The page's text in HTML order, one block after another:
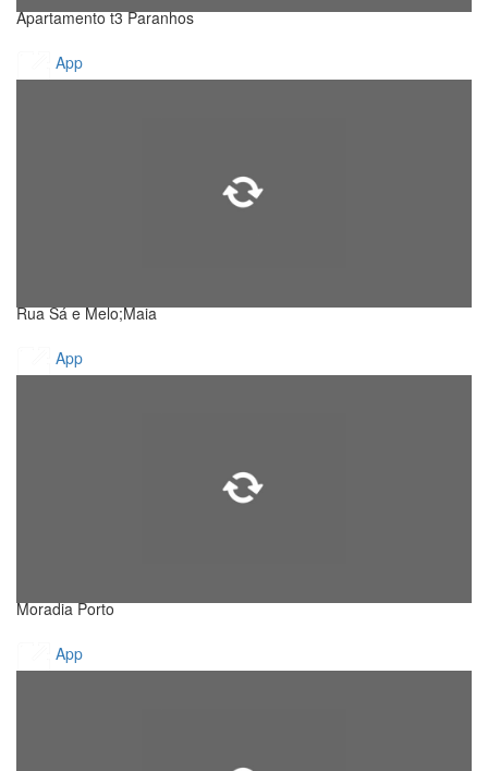
Apartamento t3 Paranhos
App
Rua Sá e Melo;Maia
App
Moradia Porto
App